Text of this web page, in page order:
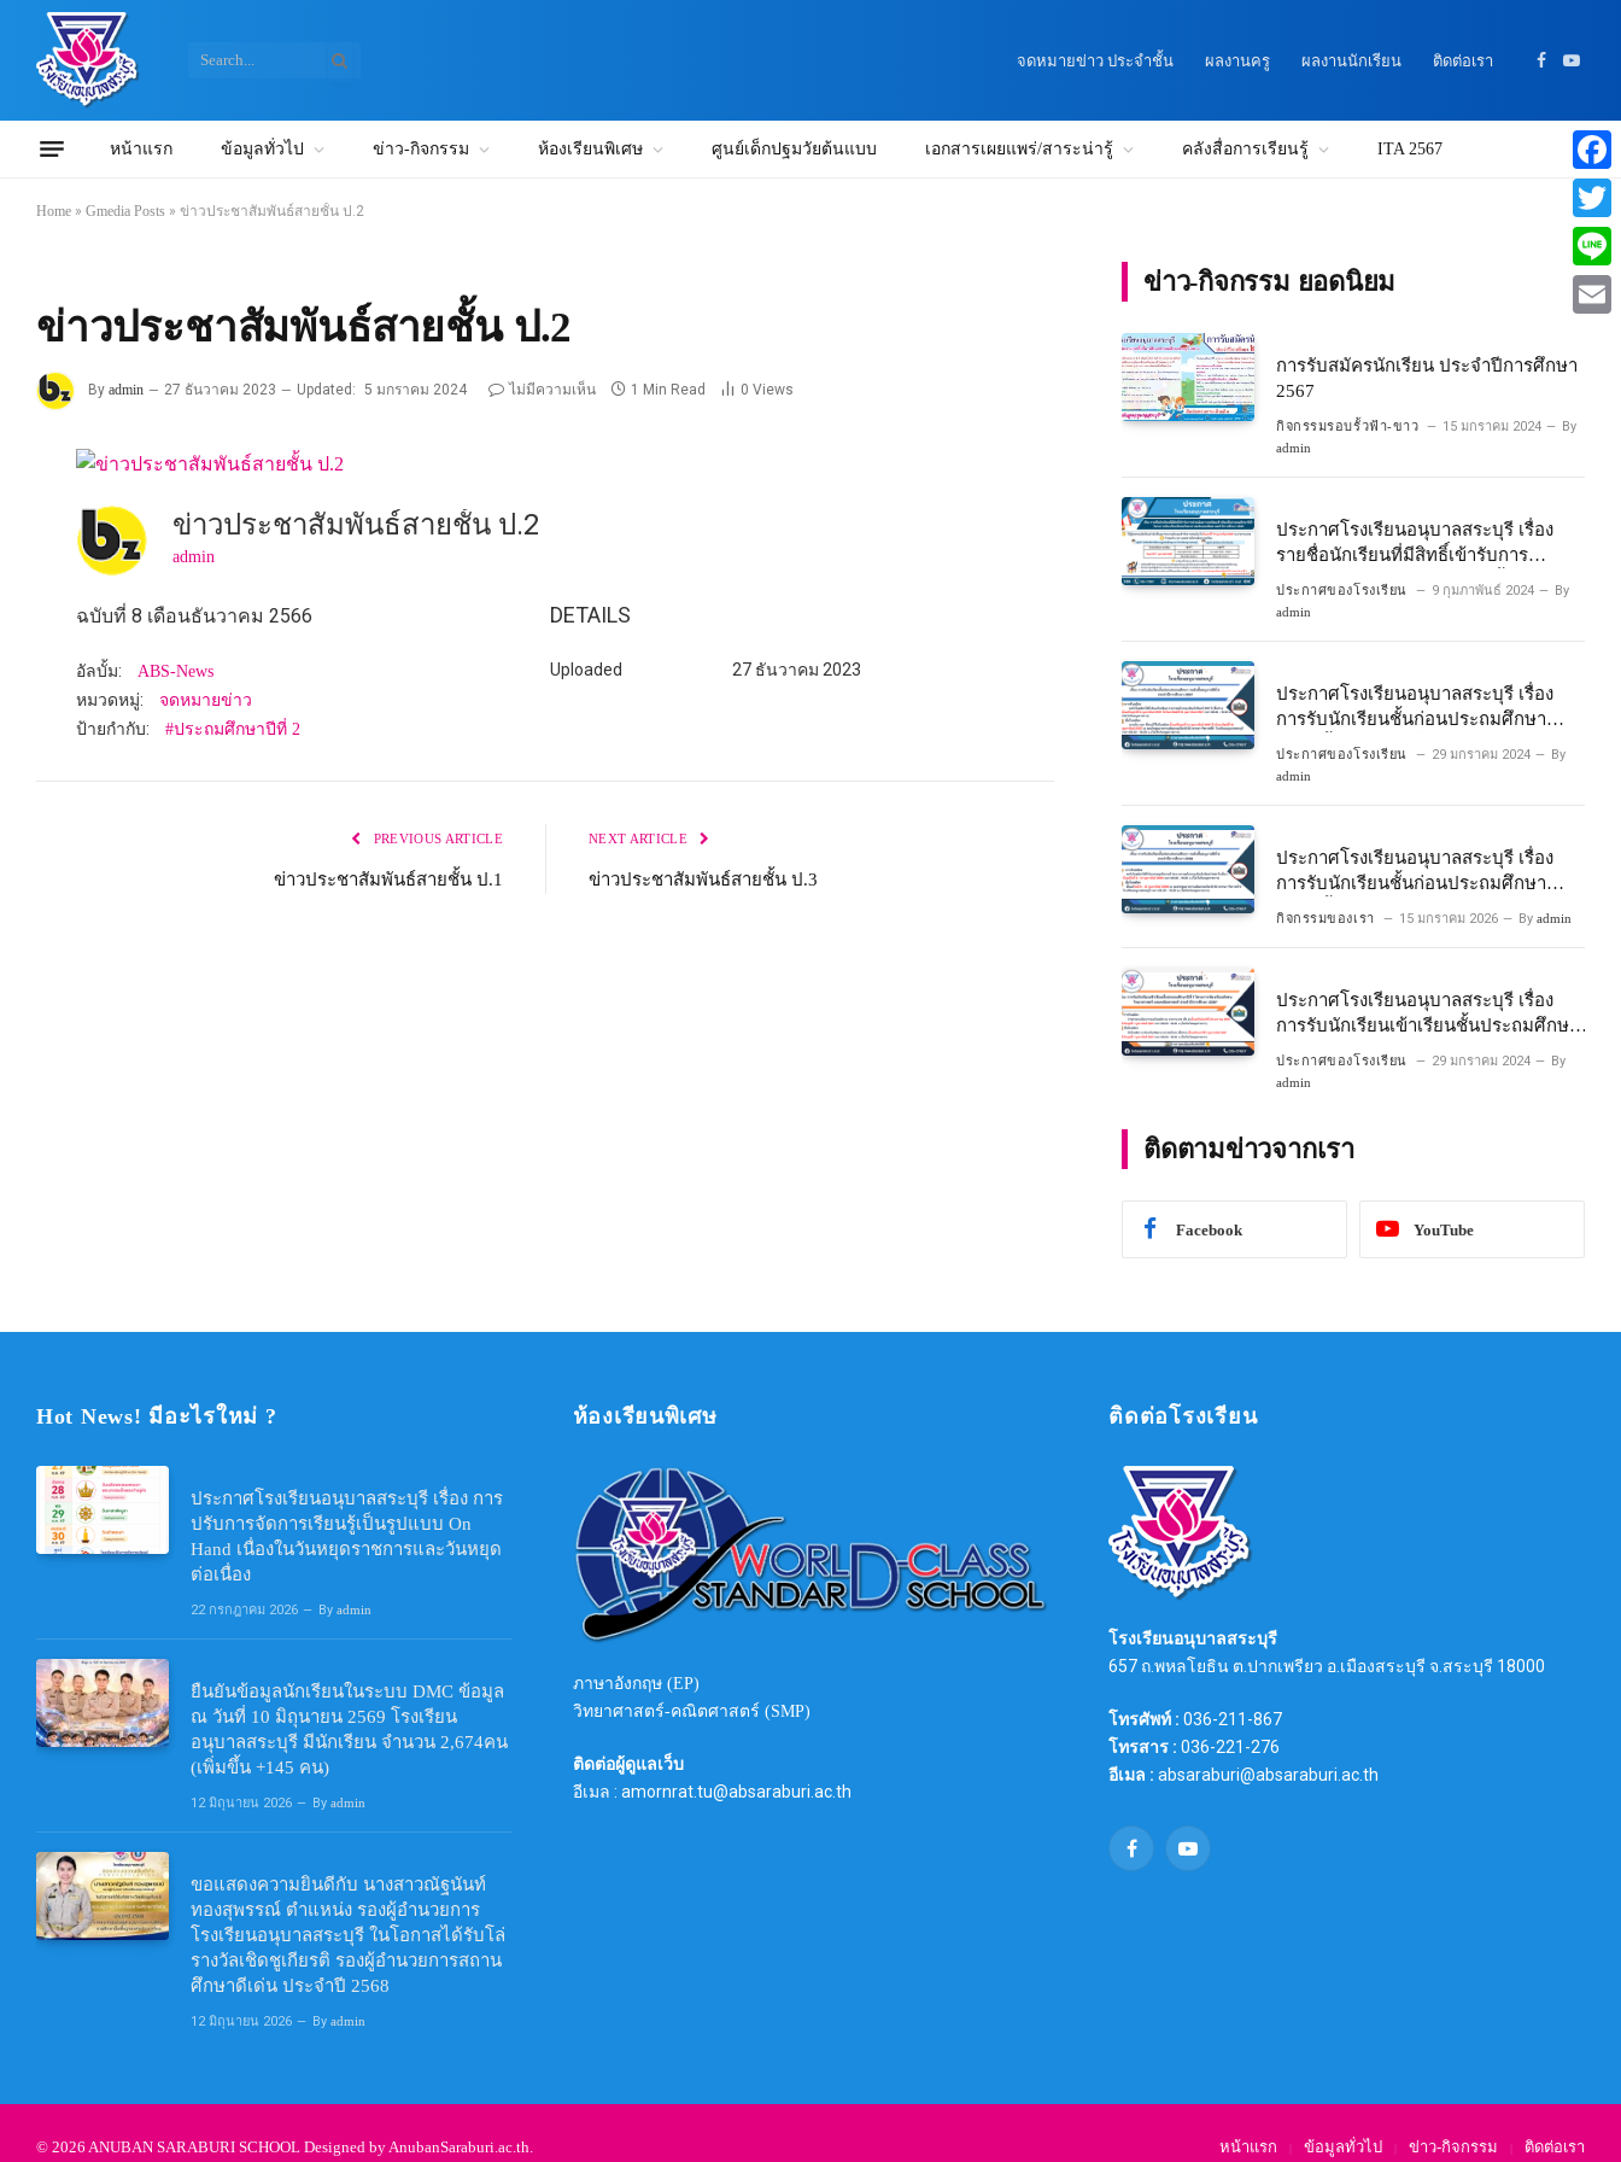
จดหมายข่าว ประจำชั้น ผลงานครู ผลงานนักเรียน ติดต่อเรา
Facebook
หน้าแรก ข้อมูลทั่วไป ข่าว-กิจกรรม ห้องเรียนพิเศษ ศูนย์เด็กปฐมวัยต้นแบบ เอกสารเผยแพร่/สาระน่ารู้ คลังสื่อการเรียนรู้ ITA 2567
Home » Gmedia Posts » ข่าวประชาสัมพันธ์สายชั้น ป.2
ข่าวประชาสัมพันธ์สายชั้น ป.2
By admin 27 ธันวาคม 2023 Updated: 5 มกราคม 2024 ไม่มีความเห็น 1 Min Read 0 Views
ข่าวประชาสัมพันธ์สายชั้น ป.2
admin
ฉบับที่ 8 เดือนธันวาคม 2566
อัลบั้ม: ABS-News
หมวดหมู่: จดหมายข่าว
ป้ายกำกับ: #ประถมศึกษาปีที่ 2
DETAILS
Uploaded 27 ธันวาคม 2023
PREVIOUS ARTICLE
ข่าวประชาสัมพันธ์สายชั้น ป.1
NEXT ARTICLE
ข่าวประชาสัมพันธ์สายชั้น ป.3
ข่าว-กิจกรรม ยอดนิยม
การรับสมัครนักเรียน ประจำปีการศึกษา
2567
กิจกรรมรอบรั้วฟ้า-ขาว 15 มกราคม 2024 By
admin
ประกาศโรงเรียนอนุบาลสระบุรี เรื่อง
รายชื่อนักเรียนที่มีสิทธิ์เข้ารับการ
ประเมินความพร้อมเข้าเรียนชั้นประถม
ศึกษาปีที่ 1 โครงการห้องเรียนพิเศษ
ประกาศของโรงเรียน 9 กุมภาพันธ์ 2024 By
admin
ประกาศโรงเรียนอนุบาลสระบุรี เรื่อง
การรับนักเรียนชั้นก่อนประถมศึกษา
ระดับชั้นอนุบาลปีที่ 2 ประจําปีการศึกษา
2567
ประกาศของโรงเรียน 29 มกราคม 2024 By
admin
ประกาศโรงเรียนอนุบาลสระบุรี เรื่อง
การรับนักเรียนชั้นก่อนประถมศึกษา
ระดับชั้นอนุบาลปีที่ ๒ ประจำปีการศึกษา
กิจกรรมของเรา 15 มกราคม 2026 By admin
ประกาศโรงเรียนอนุบาลสระบุรี เรื่อง
การรับนักเรียนเข้าเรียนชั้นประถมศึกษา
ปีที่ 1 โครงการห้องเรียนพิเศษ
วิทยาศาสตร์ และคณิตศาสตร์ ประจําปี
ประกาศของโรงเรียน 29 มกราคม 2024 By
admin
ติดตามข่าวจากเรา
Facebook YouTube
Hot News! มีอะไรใหม่ ?
ประกาศโรงเรียนอนุบาลสระบุรี เรื่อง การ
ปรับการจัดการเรียนรู้เป็นรูปแบบ On
Hand เนื่องในวันหยุดราชการและวันหยุด
ต่อเนื่อง
22 กรกฎาคม 2026 By admin
ยืนยันข้อมูลนักเรียนในระบบ DMC ข้อมูล
ณ วันที่ 10 มิถุนายน 2569 โรงเรียน
อนุบาลสระบุรี มีนักเรียน จำนวน 2,674คน
(เพิ่มขึ้น +145 คน)
12 มิถุนายน 2026 By admin
ขอแสดงความยินดีกับ นางสาวณัฐนันท์
ทองสุพรรณ์ ตำแหน่ง รองผู้อำนวยการ
โรงเรียนอนุบาลสระบุรี ในโอกาสได้รับโล่
รางวัลเชิดชูเกียรติ รองผู้อำนวยการสถาน
ศึกษาดีเด่น ประจำปี 2568
12 มิถุนายน 2026 By admin
ห้องเรียนพิเศษ
ภาษาอังกฤษ (EP)
วิทยาศาสตร์-คณิตศาสตร์ (SMP)
ติดต่อผู้ดูแลเว็บ
อีเมล : amornrat.tu@absaraburi.ac.th
ติดต่อโรงเรียน
โรงเรียนอนุบาลสระบุรี
657 ถ.พหลโยธิน ต.ปากเพรียว อ.เมืองสระบุรี จ.สระบุรี 18000
โทรศัพท์ : 036-211-867
โทรสาร : 036-221-276
อีเมล : absaraburi@absaraburi.ac.th
FacebookYouTube
© 2026 ANUBAN SARABURI SCHOOL Designed byAnubanSaraburi.ac.th. หน้าแรก ข้อมูลทั่วไป ข่าว-กิจกรรม ติดต่อเรา
Line